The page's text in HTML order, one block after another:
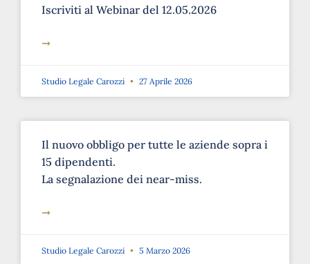
Iscriviti al Webinar del 12.05.2026
➞
Studio Legale Carozzi 27 Aprile 2026
Il nuovo obbligo per tutte le aziende sopra i
15 dipendenti.
La segnalazione dei near-miss.
➞
Studio Legale Carozzi 5 Marzo 2026